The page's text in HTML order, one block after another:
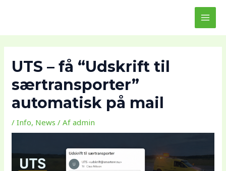
UTS – få “Udskrift til
særtransporter”
automatisk på mail
/Info, News / Afadmin